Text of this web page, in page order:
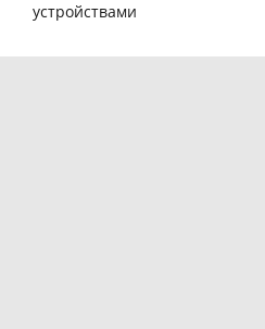
устройствами